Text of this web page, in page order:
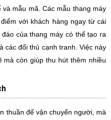
mẫu mã. Các mẫu thang máy
với khách hàng ngay từ cái
của thang máy có thể tạo ra
các đối thủ cạnh tranh. Việc này
còn giúp thu hút thêm nhiều
thuần để vận chuyển người, mà